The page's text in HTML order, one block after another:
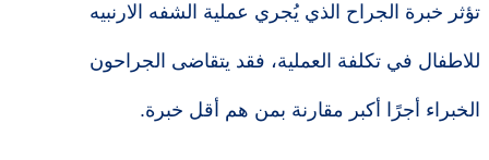
تؤثر خبرة الجراح الذي يُجري عملية الشفه الارنبيه
للاطفال في تكلفة العملية، فقد يتقاضى الجراحون
الخبراء أجرًا أكبر مقارنة بمن هم أقل خبرة.